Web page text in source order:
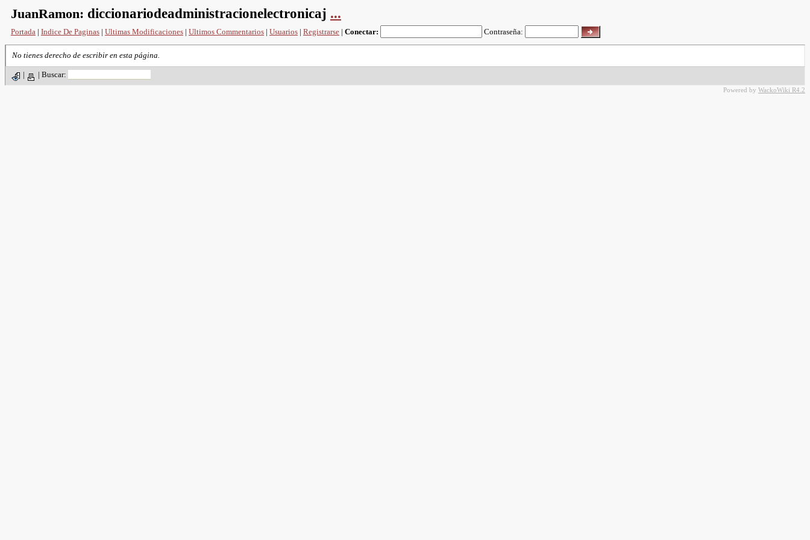
JuanRamon: diccionariodeadministracionelectronicaj ...
Portada | Indice De Paginas | Ultimas Modificaciones | Ultimos Commentarios | Usuarios | Registrarse | Conectar: Contraseña:
No tienes derecho de escribir en esta página.
| | Buscar:
Powered by WackoWiki R4.2